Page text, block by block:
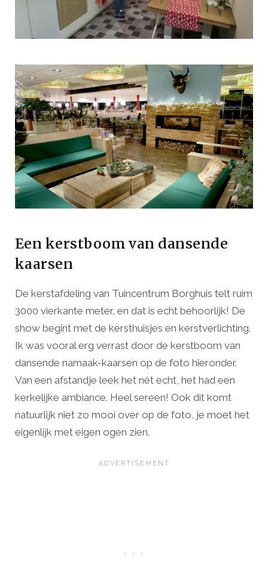
Een kerstboom van dansende
kaarsen
De kerstafdeling van Tuincentrum Borghuis telt ruim
3000 vierkante meter, en dat is echt behoorlijk! De
show begint met de kersthuisjes en kerstverlichting.
Ik was vooral erg verrast door de kerstboom van
dansende namaak-kaarsen op de foto hieronder.
Van een afstandje leek het nét echt, het had een
kerkelijke ambiance. Heel sereen! Ook dit komt
natuurlijk niet zo mooi over op de foto, je moet het
eigenlijk met eigen ogen zien.